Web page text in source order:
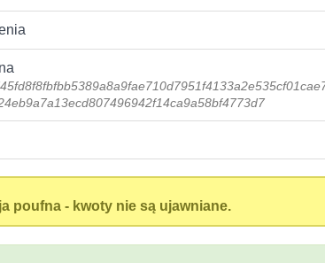
poufna - kwoty nie są ujawniane.